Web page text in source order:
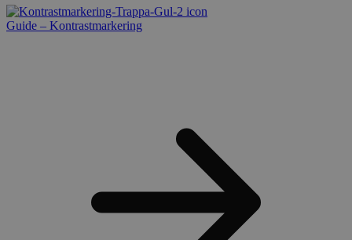
Guide – Kontrastmarkering